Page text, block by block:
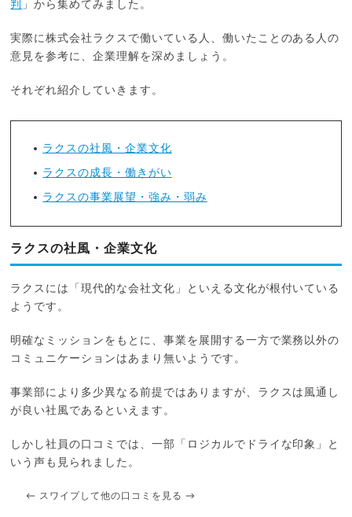
判
」から集めてみました。
実際に株式会社ラクスで働いている人、働いたことのある人の
意見を参考に、企業理解を深めましょう。
それぞれ紹介していきます。
ラクスの社風・企業文化
ラクスの成長・働きがい
ラクスの事業展望・強み・弱み
ラクスの社風・企業文化
ラクスには「現代的な会社文化」といえる文化が根付いている
ようです。
明確なミッションをもとに、事業を展開する一方で業務以外の
コミュニケーションはあまり無いようです。
事業部により多少異なる前提ではありますが、ラクスは風通し
が良い社風であるといえます。
しかし社員の口コミでは、一部「ロジカルでドライな印象」と
いう声も見られました。
← スワイプして他の口コミを見る →